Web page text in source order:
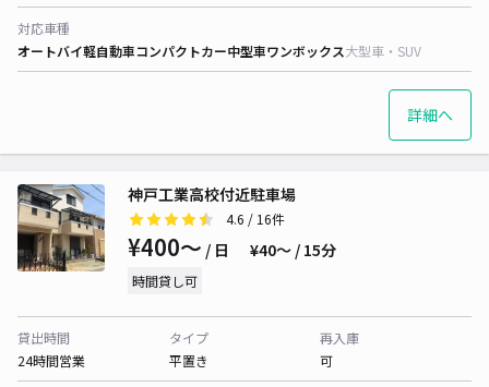
対応車種
オートバイ軽自動車コンパクトカー中型車ワンボックス大型車・SUV
詳細へ
神戸工業高校付近駐車場
4.6 / 16件
¥400〜 / 日 ¥40〜 / 15分
時間貸し可
貸出時間
24時間営業
タイプ
平置き
再入庫
可